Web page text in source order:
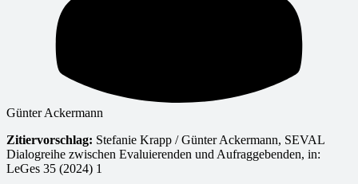
Günter Ackermann
Zitiervorschlag: Stefanie Krapp / Günter Ackermann, SEVAL
Dialogreihe zwischen Evaluierenden und Aufraggebenden, in:
LeGes 35 (2024) 1